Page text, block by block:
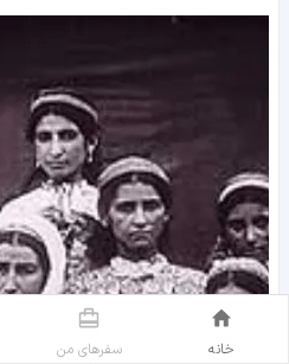
خانه سفر‌های من